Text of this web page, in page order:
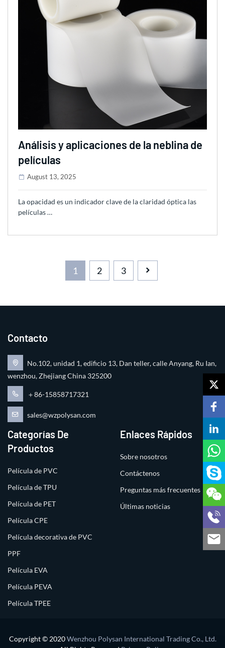
Análisis y aplicaciones de la neblina de
películas
August 13, 2025
La opacidad es un indicador clave de la claridad óptica las
películas …
1 2 3
Contacto
No.102, unidad 1, edificio 13, Dan teller, calle Anyang, Ru Ian,
wenzhou, Zhejiang China 325200
＋86-15858717321
sales@wzpolysan.com
Categorías De
Productos
Película de PVC
Película de TPU
Película de PET
Película CPE
Película decorativa de PVC
PPF
Película EVA
Película PEVA
Película TPEE
Enlaces Rápidos
Sobre nosotros
Contáctenos
Preguntas más frecuentes
Últimas noticias
Copyright © 2020Wenzhou Polysan International Trading Co., Ltd.